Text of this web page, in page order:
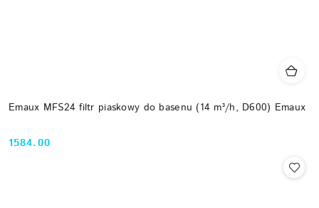
Emaux MFS24 filtr piaskowy do basenu (14 m³/h, D600) Emaux
Cena:
1584.00